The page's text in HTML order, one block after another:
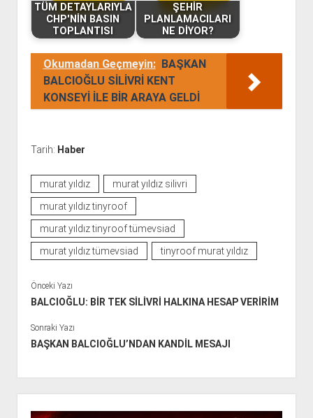
TÜM DETAYLARIYLA
CHP'NİN BASIN
TOPLANTISI
ŞEHİR
PLANLAMACILARI
NE DİYOR?
Okumadan Geçmeyin: BAŞKAN
BALCIOĞLU SİLİVRİ KENT
KONSEYİ İLE BİR ARAYA GELDİ
Tarih: Haber
murat yıldız
murat yıldız silivri
murat yıldız tinyroof
murat yıldız tinyroof tümevsiad
murat yıldız tümevsiad
tinyroof murat yıldız
Önceki Yazı
BALCIOĞLU: BİR TEK SİLİVRİ HALKINA HESAP VERİRİM
Sonraki Yazı
BAŞKAN BALCIOĞLU’NDAN KANDİL MESAJI